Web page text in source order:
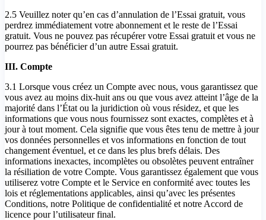
2.5 Veuillez noter qu’en cas d’annulation de l’Essai gratuit, vous
perdrez immédiatement votre abonnement et le reste de l’Essai
gratuit. Vous ne pouvez pas récupérer votre Essai gratuit et vous ne
pourrez pas bénéficier d’un autre Essai gratuit.
III. Compte
3.1 Lorsque vous créez un Compte avec nous, vous garantissez que
vous avez au moins dix-huit ans ou que vous avez atteint l’âge de la
majorité dans l’État ou la juridiction où vous résidez, et que les
informations que vous nous fournissez sont exactes, complètes et à
jour à tout moment. Cela signifie que vous êtes tenu de mettre à jour
vos données personnelles et vos informations en fonction de tout
changement éventuel, et ce dans les plus brefs délais. Des
informations inexactes, incomplètes ou obsolètes peuvent entraîner
la résiliation de votre Compte. Vous garantissez également que vous
utiliserez votre Compte et le Service en conformité avec toutes les
lois et réglementations applicables, ainsi qu’avec les présentes
Conditions, notre Politique de confidentialité et notre Accord de
licence pour l’utilisateur final.